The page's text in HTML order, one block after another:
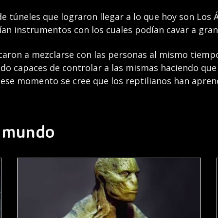
túneles que lograron llegar a lo que hoy son Los
instrumentos con los cuales podían cavar a
a mezclarse con las personas al mismo
capaces de controlar a las mismas haciendo
momento se cree que los reptilianos han